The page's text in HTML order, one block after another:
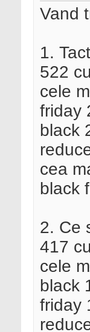
Vand
1.
522
cele
friday
black
cea
black
2. Ce
417
cele
black
friday